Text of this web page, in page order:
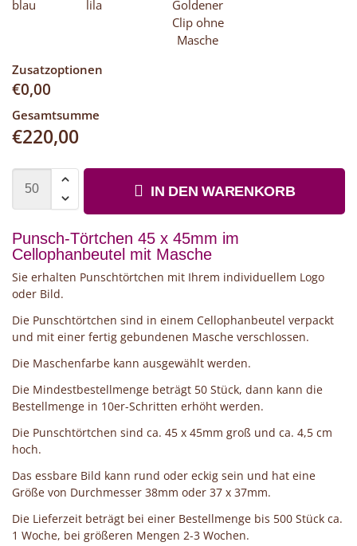
blau lila
Goldener
Clip ohne
Masche
Zusatzoptionen
€0,00
Gesamtsumme
€220,00
IN DEN WARENKORB
Punsch-Törtchen 45 x 45mm im
Cellophanbeutel mit Masche
Sie erhalten Punschtörtchen mit Ihrem individuellem Logo
oder Bild.
Die Punschtörtchen sind in einem Cellophanbeutel verpackt
und mit einer fertig gebundenen Masche verschlossen.
Die Maschenfarbe kann ausgewählt werden.
Die Mindestbestellmenge beträgt 50 Stück, dann kann die
Bestellmenge in 10er-Schritten erhöht werden.
Die Punschtörtchen sind ca. 45 x 45mm groß und ca. 4,5 cm
hoch.
Das essbare Bild kann rund oder eckig sein und hat eine
Größe von Durchmesser 38mm oder 37 x 37mm.
Die Lieferzeit beträgt bei einer Bestellmenge bis 500 Stück ca.
1 Woche, bei größeren Mengen 2-3 Wochen.